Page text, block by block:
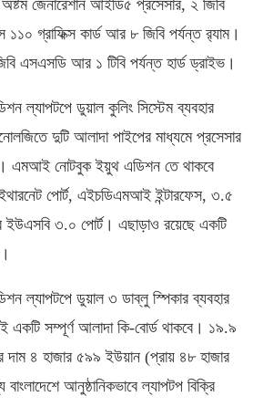
জেনারেশান আইডি৫ প্রসেসার, ২ জিবি
১১০ গ্রাফিক্স কার্ড আর ৮ জিবি পর্যন্ত র‌্যাম।
এসএসডি আর ১ টিবি পর্যন্ত হার্ড ড্রাইভ।
ল্যাপটপে ডুয়াল কুলিং সিস্টেম ব্যবহার
দুটি আলাদা পাইপের মাধ্যমে প্রসেসার
এমআই নোটবুক ইয়ুথ এডিশন তে থাকবে
পোর্ট, এইচডিএমআই ইন্টারফেস, ৩.৫
৩.০ পোর্ট। এছাড়াও রয়েছে একটি
ল্যাপটপে ডুয়াল ৩ ডাব্লু স্পিকার ব্যবহার
একটি সম্পূর্ণ আলাদা কি-বোর্ড থাকবে। ১৯.৯
দাম ৪ হাজার ৫৯৯ ইউয়ান (প্রায় ৪৮ হাজার
আনুষ্ঠানিকভাবে ল্যাপটপ বিক্রি